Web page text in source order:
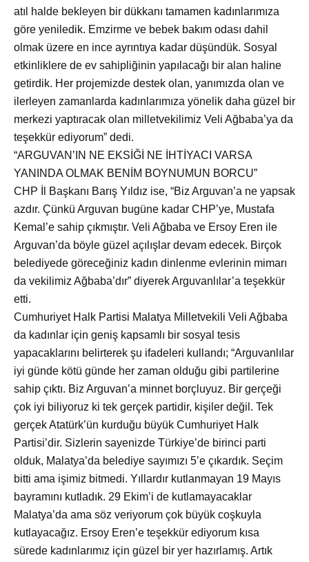
atıl halde bekleyen bir dükkanı tamamen kadınlarımıza
göre yeniledik. Emzirme ve bebek bakım odası dahil
olmak üzere en ince ayrıntıya kadar düşündük. Sosyal
etkinliklere de ev sahipliğinin yapılacağı bir alan haline
getirdik. Her projemizde destek olan, yanımızda olan ve
ilerleyen zamanlarda kadınlarımıza yönelik daha güzel bir
merkezi yaptıracak olan milletvekilimiz Veli Ağbaba’ya da
teşekkür ediyorum” dedi.
“ARGUVAN’IN NE EKSİĞİ NE İHTİYACI VARSA
YANINDA OLMAK BENİM BOYNUMUN BORCU”
CHP İl Başkanı Barış Yıldız ise, “Biz Arguvan’a ne yapsak
azdır. Çünkü Arguvan bugüne kadar CHP’ye, Mustafa
Kemal’e sahip çıkmıştır. Veli Ağbaba ve Ersoy Eren ile
Arguvan’da böyle güzel açılışlar devam edecek. Birçok
belediyede göreceğiniz kadın dinlenme evlerinin mimarı
da vekilimiz Ağbaba’dır” diyerek Arguvanlılar’a teşekkür
etti.
Cumhuriyet Halk Partisi Malatya Milletvekili Veli Ağbaba
da kadınlar için geniş kapsamlı bir sosyal tesis
yapacaklarını belirterek şu ifadeleri kullandı; “Arguvanlılar
iyi günde kötü günde her zaman olduğu gibi partilerine
sahip çıktı. Biz Arguvan’a minnet borçluyuz. Bir gerçeği
çok iyi biliyoruz ki tek gerçek partidir, kişiler değil. Tek
gerçek Atatürk’ün kurduğu büyük Cumhuriyet Halk
Partisi’dir. Sizlerin sayenizde Türkiye’de birinci parti
olduk, Malatya’da belediye sayımızı 5’e çıkardık. Seçim
bitti ama işimiz bitmedi. Yıllardır kutlanmayan 19 Mayıs
bayramını kutladık. 29 Ekim’i de kutlamayacaklar
Malatya’da ama söz veriyorum çok büyük coşkuyla
kutlayacağız. Ersoy Eren’e teşekkür ediyorum kısa
sürede kadınlarımız için güzel bir yer hazırlamış. Artık